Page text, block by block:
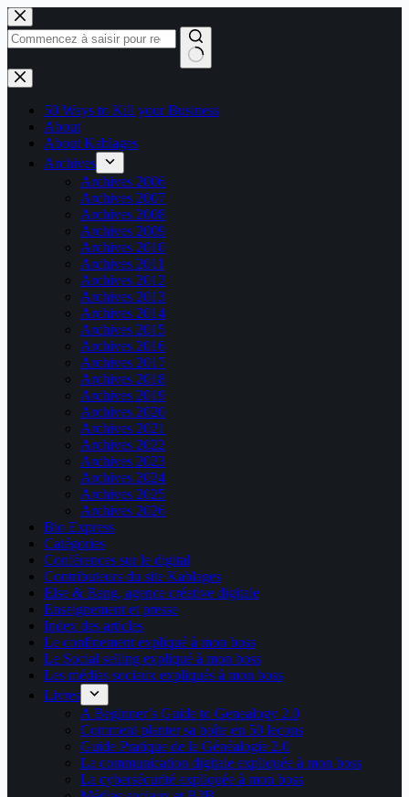
Passer
au
contenu
Aucun
résultat
50 Ways to Kill your Business
About
About Kablages
Archives
Archives 2006
Archives 2007
Archives 2008
Archives 2009
Archives 2010
Archives 2011
Archives 2012
Archives 2013
Archives 2014
Archives 2015
Archives 2016
Archives 2017
Archives 2018
Archives 2019
Archives 2020
Archives 2021
Archives 2022
Archives 2023
Archives 2024
Archives 2025
Archives 2026
Bio Express
Catégories
Conférences sur le digital
Contributeurs du site Kablages
Else & Bang, agence créative digitale
Enseignement et presse
Index des articles
Le confinement expliqué à mon boss
Le Social selling expliqué à mon boss
Les médias sociaux expliqués à mon boss
Livres
A Beginner’s Guide to Genealogy 2.0
Comment planter sa boîte en 50 leçons
Guide Pratique de la Généalogie 2.0
La communication digitale expliquée à mon boss
La cybersécurité expliquée à mon boss